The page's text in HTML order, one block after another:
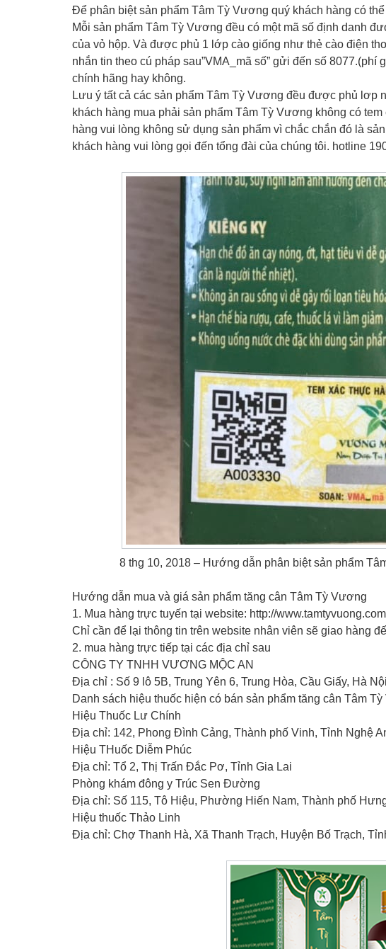
Để phân biệt sản phẩm Tâm Tỳ Vương quý khách hàng có
Mỗi sản phẩm Tâm Tỳ Vương đều có một mã số định danh
của vỏ hộp. Và được phủ 1 lớp cào giống như thẻ cào điện
nhắn tin theo cú pháp sau”VMA_mã số” gửi đến số
chính hãng hay không.
Lưu ý tất cả các sản phẩm Tâm Tỳ Vương đều được phủ lơp
khách hàng mua phải sản phẩm Tâm Tỳ Vương không có
hàng vui lòng không sử dụng sản phẩm vì chắc chắn đó là
khách hàng vui lòng gọi đến tổng đài của chúng tôi. hotline
8 thg 10, 2018 – Hướng dẫn phân biệt sản phẩm
Hướng dẫn mua và giá sản phẩm tăng cân Tâm Tỳ Vương
1. Mua hàng trực tuyến tại website: http://
Chỉ cần để lại thông tin trên website nhân viên sẽ giao hàng
2. mua hàng trực tiếp tại các địa chỉ sau
CÔNG TY TNHH VƯƠNG MỘC AN
Địa chỉ : Số 9 lô 5B, Trung Yên 6, Trung Hòa, Cầu Giấy, Hà Nội
Danh sách hiệu thuốc hiện có bán sản phẩm tăng cân Tâm
Hiệu Thuốc Lư Chính
Địa chỉ: 142, Phong Đình Cảng, Thành phố Vinh, Tỉnh Nghệ
Hiệu THuốc Diễm Phúc
Địa chỉ: Tổ 2, Thị Trấn Đắc Pơ, Tỉnh Gia Lai
Phòng khám đông y Trúc Sen Đường
Địa chỉ: Số 115, Tô Hiệu, Phường Hiến Nam, Thành phố
Hiệu thuốc Thảo Linh
Địa chỉ: Chợ Thanh Hà, Xã Thanh Trạch, Huyện Bố Trạch,